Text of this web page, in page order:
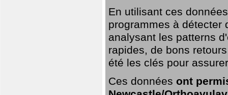
En utilisant ces
programmes à détecter
analysant les patterns
rapides, de bons
été les clés pour
Ces données ont